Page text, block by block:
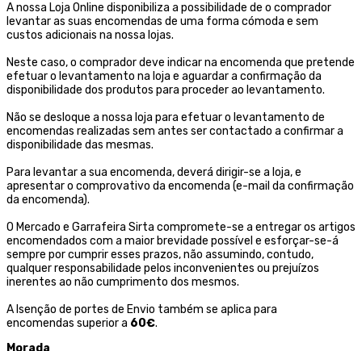
A nossa Loja Online disponibiliza a possibilidade de o comprador
levantar as suas encomendas de uma forma cómoda e sem
custos adicionais na nossa lojas.
Neste caso, o comprador deve indicar na encomenda que pretende
efetuar o levantamento na loja e aguardar a confirmação da
disponibilidade dos produtos para proceder ao levantamento.
Não se desloque a nossa loja para efetuar o levantamento de
encomendas realizadas sem antes ser contactado a confirmar a
disponibilidade das mesmas.
Para levantar a sua encomenda, deverá dirigir-se a loja, e
apresentar o comprovativo da encomenda (e-mail da confirmação
da encomenda).
O Mercado e Garrafeira Sirta compromete-se a entregar os artigos
encomendados com a maior brevidade possível e esforçar-se-á
sempre por cumprir esses prazos, não assumindo, contudo,
qualquer responsabilidade pelos inconvenientes ou prejuízos
inerentes ao não cumprimento dos mesmos.
A Isenção de portes de Envio também se aplica para
encomendas superior a 60€.